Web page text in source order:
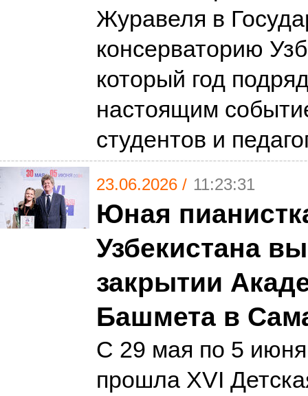
Журавеля в
консерваторию
который год
настоящим
студентов и
23.06.2026 / 11:23:31
Юная
Узбекистана
закрытии
Башмета в
С 29 мая по 5
прошла XVI